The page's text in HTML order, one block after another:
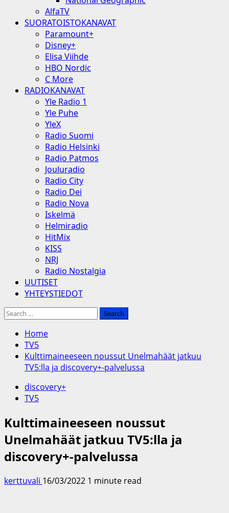
AlfaTV
SUORATOISTOKANAVAT
Paramount+
Disney+
Elisa Viihde
HBO Nordic
C More
RADIOKANAVAT
Yle Radio 1
Yle Puhe
YleX
Radio Suomi
Radio Helsinki
Radio Patmos
Jouluradio
Radio City
Radio Dei
Radio Nova
Iskelmä
Helmiradio
HitMix
KISS
NRJ
Radio Nostalgia
UUTISET
YHTEYSTIEDOT
Search
Home
TV5
Kulttimaineeseen noussut Unelmahäät jatkuu
TV5:lla ja discovery+-palvelussa
discovery+
TV5
Kulttimaineeseen noussut
Unelmahäät jatkuu TV5:lla ja
discovery+-palvelussa
kerttuvali 16/03/2022 1 minute read